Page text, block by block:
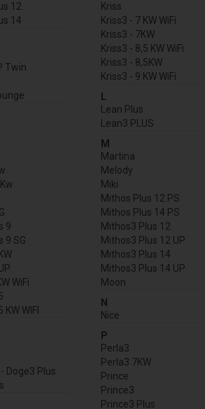
12
14
Twin
9
9 SG
WiFi
WIFI
Doge3 Plus
Kriss
Kriss3 - 7 KW WiFi
Kriss3 - 7KW
Kriss3 - 8,5 KW WiFi
Kriss3 - 8,5KW
Kriss3 - 9 KW WiFi
L
Lean Plus
Lean3 PLUS
M
Martina
Melody
Miki
Mithos Plus 12 PS
Mithos Plus 14 PS
Mithos3 Plus 12
Mithos3 Plus 12 UP
Mithos3 Plus 14
Mithos3 Plus 14 UP
Moon
N
Nice
P
Perla3
Perla3 7KW
Prince
Prince3
Prince3 Plus